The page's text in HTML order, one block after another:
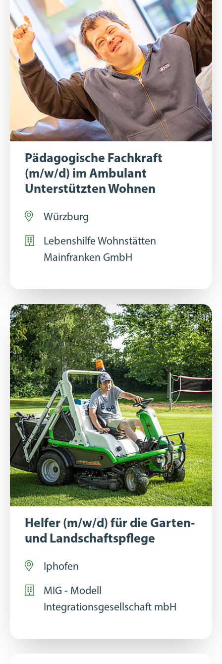
Pädagogische Fachkraft
(m/w/d) im Ambulant
Unterstützten Wohnen
Würzburg
Lebenshilfe Wohnstätten
Mainfranken GmbH
Helfer (m/w/d) für die Garten-
und Landschaftspflege
Iphofen
MIG - Modell
Integrationsgesellschaft mbH